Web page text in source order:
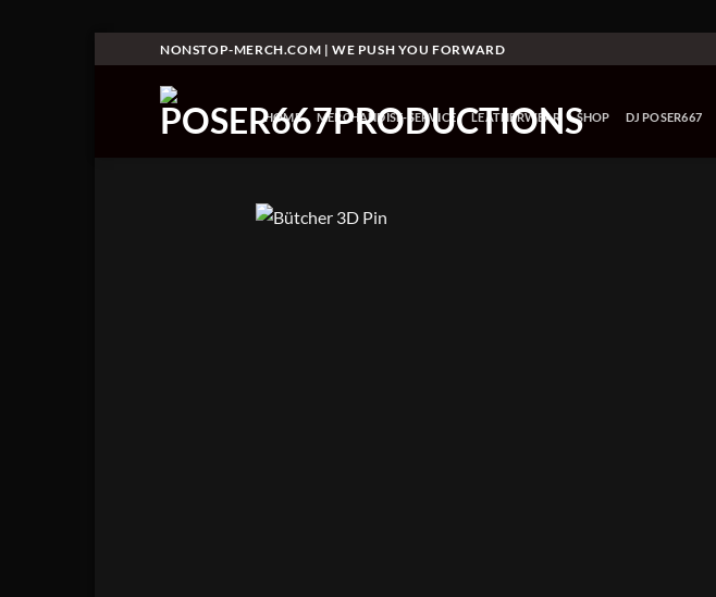
to
NONSTOP-MERCH.COM | WE PUSH YOU FORWARD
HOME MERCHANDISE-SERVICE LEATHERWEAR SHOP DJ POSER667